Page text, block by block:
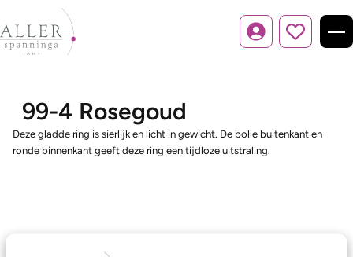
Inloggen
99-4 Rosegoud
Deze gladde ring is sierlijk en licht in gewicht. De bolle buitenkant en
ronde binnenkant geeft deze ring een tijdloze uitstraling.